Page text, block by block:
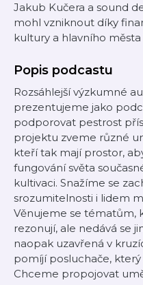
Jakub Kučera a sound
mohl vzniknout díky
kultury a hlavního města
Popis podcastu
Rozsáhlejší výzkumné
prezentujeme jako
podporovat pestrost
projektu zveme různé
kteří tak mají prostor,
fungování světa
kultivaci. Snažíme se
srozumitelnosti i lidem
Věnujeme se tématům,
rezonují, ale nedává se
naopak uzavřená v
pomíjí posluchače,
Chceme propojovat